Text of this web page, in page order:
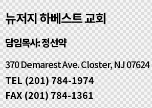
뉴저지 하베스트 교회
담임목사: 정선약
370 Demarest Ave. Closter, NJ 07624
TEL (201) 784-1974
FAX (201) 784-1361